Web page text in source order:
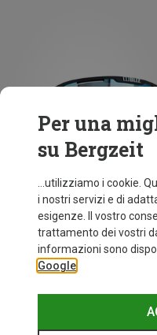
+10
Per una
su Bergzeit
...utilizziamo i cookie.
i nostri servizi e di
esigenze. Il vostro
trattamento dei vostri
informazioni sono
Google